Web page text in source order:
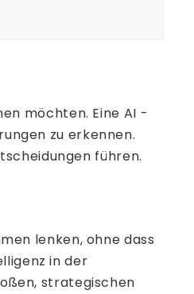
möchten. Eine AI -
zu erkennen.
führen.
lenken, ohne dass
in der
strategischen